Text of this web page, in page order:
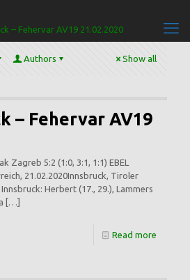
Authors Show all
– Fehervar AV19
Zagreb 5:2 (1:0, 3:1, 1:1) EBEL
21.02.2020Innsbruck, Tiroler
Herbert (17., 29.), Lammers
[…]
Read more